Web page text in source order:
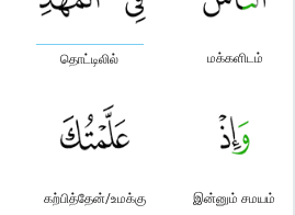
மக்களிடம்
தொட்டிலில்
இன்னும் சமயம்
கற்பித்தேன்/உமக்கு